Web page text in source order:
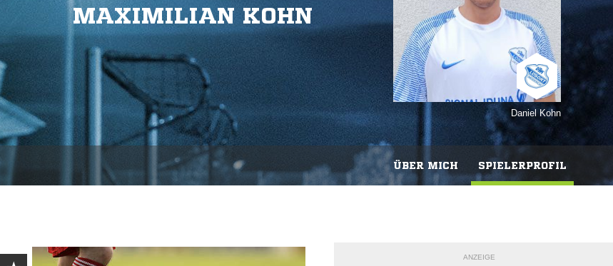
ÜBER MICH SPIELERPROFIL
MAXIMILIAN KOHN
Daniel Kohn
ANZEIGE